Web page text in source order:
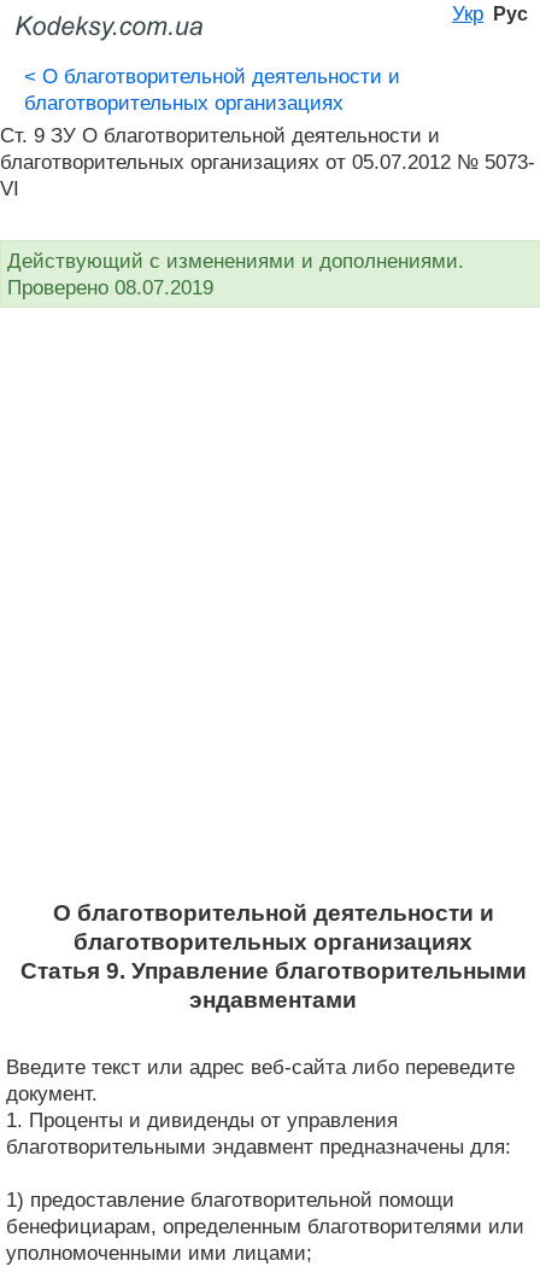
Укр Рус
< О благотворительной деятельности и
благотворительных организациях
Ст. 9 ЗУ О благотворительной деятельности и
благотворительных организациях от 05.07.2012 № 5073-
VI
Действующий с изменениями и дополнениями.
Проверено 08.07.2019
О благотворительной деятельности и
благотворительных организациях
Статья 9. Управление благотворительными
эндавментами
Введите текст или адрес веб-сайта либо переведите
документ.
1. Проценты и дивиденды от управления
благотворительными эндавмент предназначены для:
1) предоставление благотворительной помощи
бенефициарам, определенным благотворителями или
уполномоченными ими лицами;